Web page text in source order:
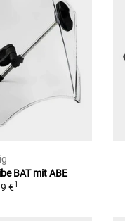
BAT mit ABE
€1